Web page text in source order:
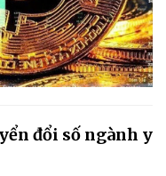
đổi số ngành y